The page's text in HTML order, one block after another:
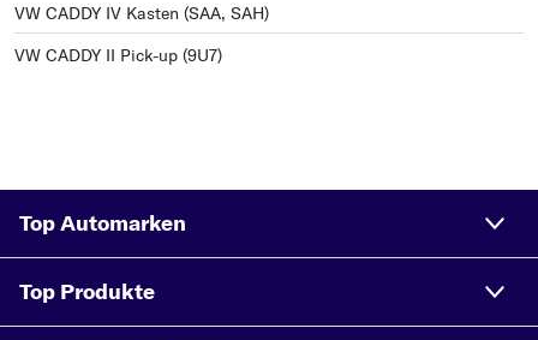
VW CADDY IV Kasten (SAA, SAH)
VW CADDY II Pick-up (9U7)
Top Automarken
Top Produkte